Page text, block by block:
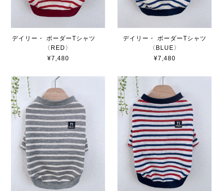
デイリー・ ボーダーTシャツ
〈RED〉
¥7,480
デイリー・ ボーダーTシャツ
〈BLUE〉
¥7,480